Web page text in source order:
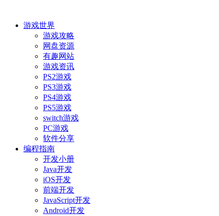
游戏世界
游戏攻略
网盘资源
有趣网站
游戏资讯
PS2游戏
PS3游戏
PS4游戏
PS5游戏
switch游戏
PC游戏
软件分享
编程指南
开发小册
Java开发
iOS开发
前端开发
JavaScript开发
Android开发